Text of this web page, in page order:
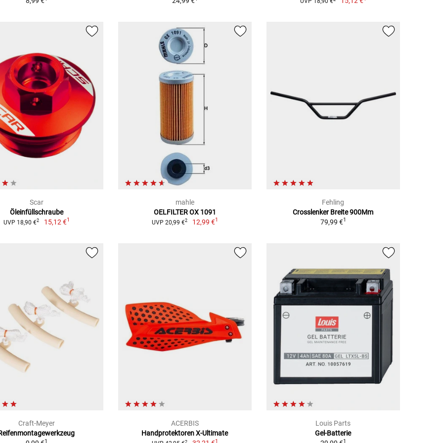
Scar
Öleinfüllschraube
UVP 18,90 €2 15,12 €1
mahle
OELFILTER OX 1091
UVP 20,99 €2 12,99 €1
Fehling
Crosslenker Breite 900Mm
79,99 €1
Craft-Meyer
1
ACERBIS
Handprotektoren X-Ultimate
2 1
Louis Parts
Gel-Batterie
1